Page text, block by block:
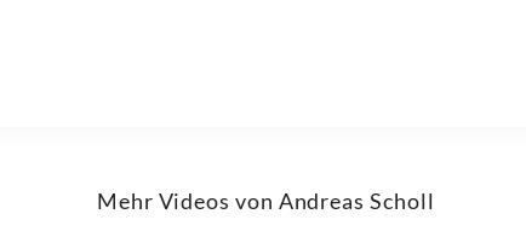
Mehr Videos von Andreas Scholl